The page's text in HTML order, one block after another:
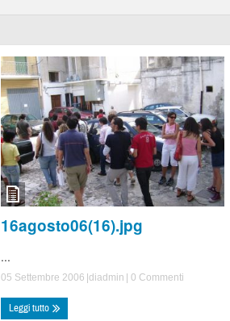
16agosto06(16).jpg
...
05 Settembre 2006 |diadmin 0 Commenti
Leggi tutto